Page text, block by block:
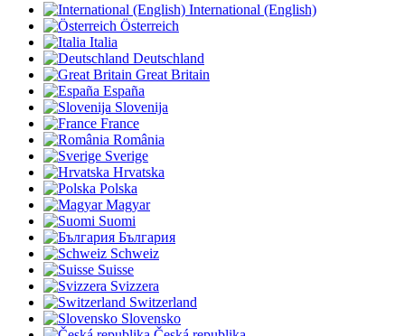
International (English)
Österreich
Italia
Deutschland
Great Britain
España
Slovenija
France
România
Sverige
Hrvatska
Polska
Magyar
Suomi
България
Schweiz
Suisse
Svizzera
Switzerland
Slovensko